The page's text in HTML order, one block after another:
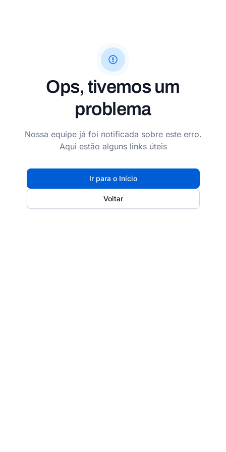
Ops, tivemos um
problema
Nossa equipe já foi notificada sobre este erro.
Aqui estão alguns links úteis
Ir para o Início
Voltar